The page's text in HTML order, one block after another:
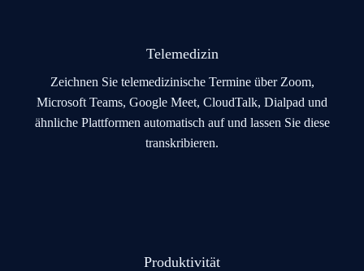
Telemedizin
Zeichnen Sie telemedizinische Termine über Zoom,
Microsoft Teams, Google Meet, CloudTalk, Dialpad und
ähnliche Plattformen automatisch auf und lassen Sie diese
transkribieren.
Produktivität